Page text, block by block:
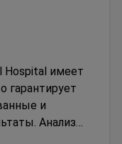
Hospital имеет
гарантирует
и
Анализ
в этом